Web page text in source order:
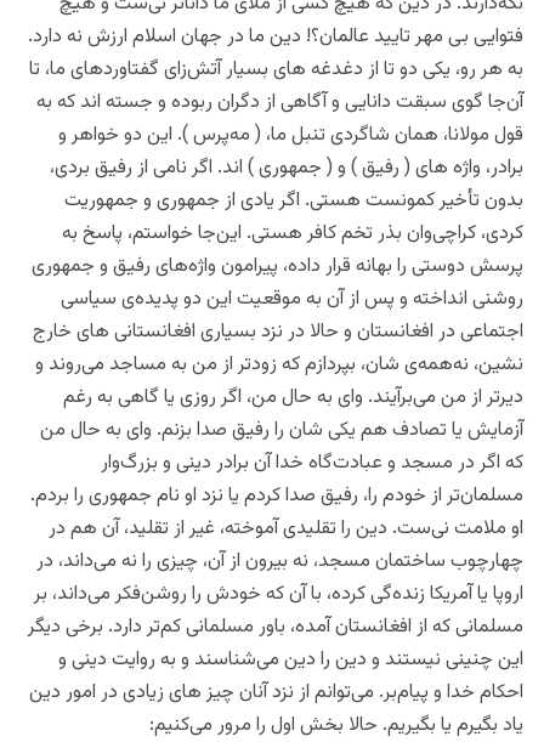
فتوایی بی‌ مهر تایید عالمان؟! دین ما در جهان اسلام ارزش نه دارد.
به هر رو، یکی دو تا از دغدغه های بسیار آتش‌زای گفتاوردهای ما، تا
آن‌جا گوی سبقت دانایی و آگاهی از دگران ربوده و جسته اند که به
قول مولانا، همان شاگردی تنبل ما، ( مه‌پرس ). این دو خواهر و
برادر،‌ واژه های ( رفیق ) و ( جمهوری ) اند. اگر نامی از رفیق بردی،
بدون تأخیر کمونست هستی.‌ اگر یادی از جمهوری و جمهوریت
کردی،‌ کراچی‌وان بذر تخم کافر هستی. این‌جا خواستم، پاسخ به
پرسش دوستی را بهانه قرار داده، پیرامون واژه‌های رفیق و جمهوری
روشنی انداخته و پس از آن به موقعیت این دو پدیده‌ی سیاسی
اجتماعی در افغانستان و حالا در نزد بسیاری افغانستانی های خارج
نشین، نه‌‌همه‌ی شان، بپردازم که زودتر از من به مساجد می‌روند و
دیرتر از من می‌برآیند.‌ وای به حال من، اگر روزی یا گاهی به رغم
آزمایش یا تصادف هم یکی شان را رفیق صدا بزنم. وای به حال من
که اگر در مسجد و عبادت‌گاه خدا آن برادر دینی و بزر‌گ‌وار
مسلمان‌تر از خودم را، رفیق صدا کردم یا نزد او نام جمهوری را بردم.
او ملامت نی‌ست.‌ دین را تقلیدی آموخته، غیر از تقلید، آن هم در
چهارچوب ساختمان مسجد، نه بیرون از آن، چیزی را نه می‌داند، در
اروپا یا آمریکا زنده‌گی کرده‌‌، با آن که خودش را روشن‌فکر می‌داند، بر
مسلمانی که از افغانستان آمده، باور مسلمانی کم‌تر دارد. برخی دیگر
این چنینی نیستند و‌ دین را دین می‌شناسند و به روایت دینی و
احکام خدا و پیام‌بر. می‌توانم از نزد آنان چیز های زیادی در امور دین
یاد بگیرم یا بگیریم. حالا بخش اول را مرور می‌کنیم: